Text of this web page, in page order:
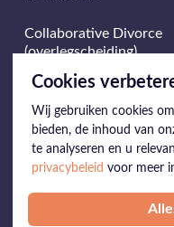
Collaborative Divorce
(overlegscheiding)
Echtscheiding
Erfrecht
Expat desk
Cookies
Wij gebruiken cookies
bieden, de inhoud van
te analyseren en u
privacybeleid voor meer